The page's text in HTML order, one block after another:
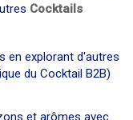
Cocktails
en explorant d'autres
du Cocktail B2B)
et arômes avec